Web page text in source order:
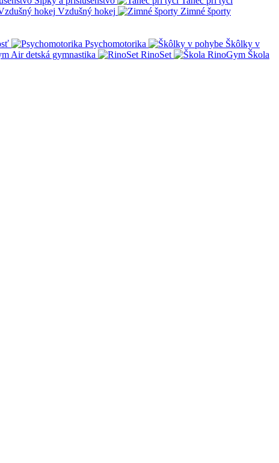
Vzdušný hokej
Zimné športy
Psychomotorika
Škôlky v
Air detská gymnastika RinoSet
Škola